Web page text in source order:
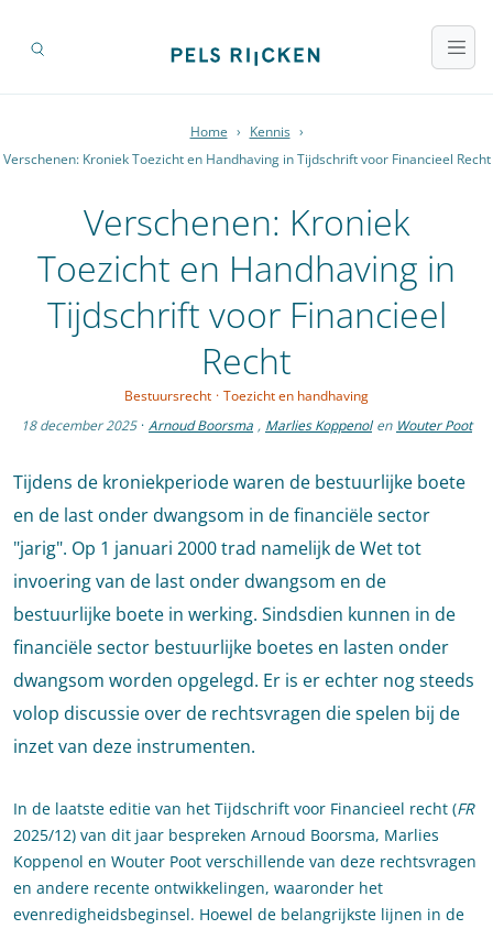
Home › Kennis ›
Verschenen: Kroniek Toezicht en Handhaving in Tijdschrift voor Financieel Recht
Verschenen: Kroniek
Toezicht en Handhaving in
Tijdschrift voor Financieel
Recht
Bestuursrecht · Toezicht en handhaving
18 december 2025 · Arnoud Boorsma , Marlies Koppenol en Wouter Poot
Tijdens de kroniekperiode waren de bestuurlijke boete
en de last onder dwangsom in de financiële sector
"jarig". Op 1 januari 2000 trad namelijk de Wet tot
invoering van de last onder dwangsom en de
bestuurlijke boete in werking. Sindsdien kunnen in de
financiële sector bestuurlijke boetes en lasten onder
dwangsom worden opgelegd. Er is er echter nog steeds
volop discussie over de rechtsvragen die spelen bij de
inzet van deze instrumenten.
In de laatste editie van het Tijdschrift voor Financieel recht (FR
2025/12) van dit jaar bespreken Arnoud Boorsma, Marlies
Koppenol en Wouter Poot verschillende van deze rechtsvragen
en andere recente ontwikkelingen, waaronder het
evenredigheidsbeginsel. Hoewel de belangrijkste lijnen in de